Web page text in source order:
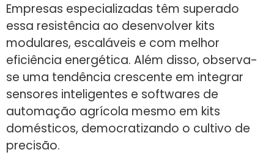
Empresas especializadas têm superado
essa resistência ao desenvolver kits
modulares, escaláveis e com melhor
eficiência energética. Além disso, observa-
se uma tendência crescente em integrar
sensores inteligentes e softwares de
automação agrícola mesmo em kits
domésticos, democratizando o cultivo de
precisão.